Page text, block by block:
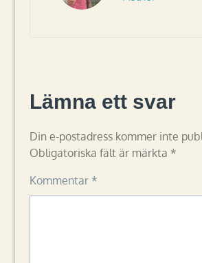
Lämna ett svar
Din e-postadress kommer inte
Obligatoriska fält är märkta *
Kommentar *